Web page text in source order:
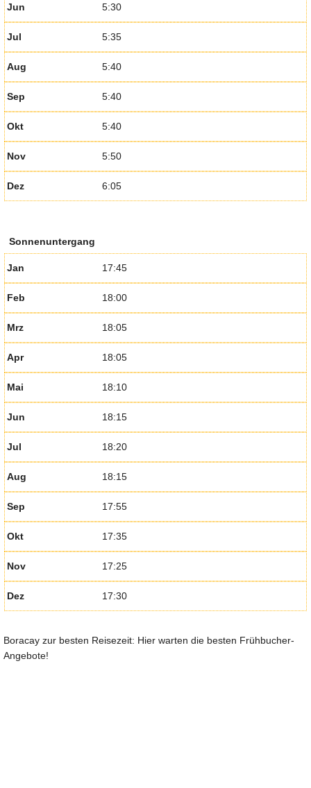
Jun 5:30
Jul 5:35
Aug 5:40
Sep 5:40
Okt 5:40
Nov 5:50
Dez 6:05
Sonnenuntergang
Jan 17:45
Feb 18:00
Mrz 18:05
Apr 18:05
Mai 18:10
Jun 18:15
Jul 18:20
Aug 18:15
Sep 17:55
Okt 17:35
Nov 17:25
Dez 17:30
Boracay zur besten Reisezeit: Hier warten die besten Frühbucher-
Angebote!